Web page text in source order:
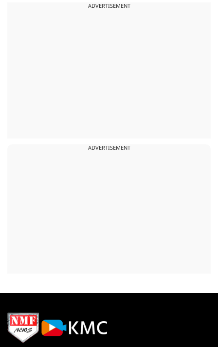
ADVERTISEMENT
ADVERTISEMENT